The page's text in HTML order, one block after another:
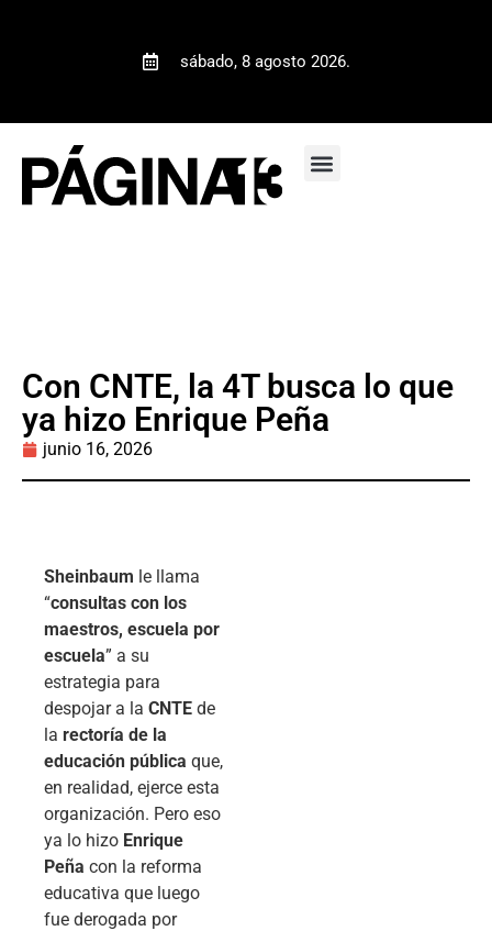
sábado, 8 agosto 2026.
Con CNTE, la 4T busca lo que
ya hizo Enrique Peña
junio 16, 2026
Sheinbaum le llama
“consultas con los
maestros, escuela por
escuela” a su
estrategia para
despojar a la CNTE de
la rectoría de la
educación pública que,
en realidad, ejerce esta
organización. Pero eso
ya lo hizo Enrique
Peña con la reforma
educativa que luego
fue derogada por